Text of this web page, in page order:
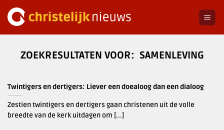
naar
SAMENLEVING
Twintigers en dertigers: Liever een doealoog dan een dialoog
Zestien twintigers en dertigers gaan christenen uit de volle
breedte van de kerk uitdagen om [...]